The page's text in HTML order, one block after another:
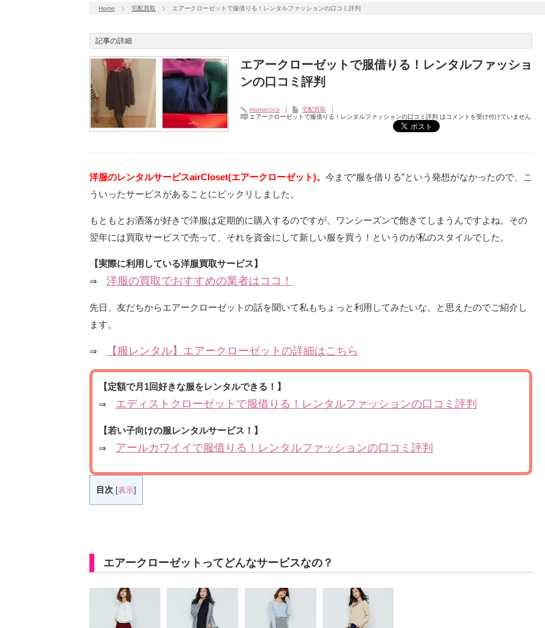
Home 宅配買取 エアークローゼットで服借りる！レンタルファッションの口コミ評判
記事の詳細
エアークローゼットで服借りる！レンタルファッショ
ンの口コミ評判
mamacoco
宅配買取
エアークローゼットで服借りる！レンタルファッションの口コミ評判 はコメントを受け付けていません
洋服のレンタルサービスairCloset(エアークローゼット)。 今まで“服を借りる”という発想がなかったので、こ
ういったサービスがあることにビックリしました。
もともとお洒落が好きで洋服は定期的に購入するのですが、ワンシーズンで飽きてしまうんですよね。その
翌年には買取サービスで売って、それを資金にして新しい服を買う！というのが私のスタイルでした。
【実際に利用している洋服買取サービス】
⇒ 洋服の買取でおすすめの業者はココ！
先日、友だちからエアークローゼットの話を聞いて私もちょっと利用してみたいな。と思えたのでご紹介し
ます。
⇒ 【服レンタル】エアークローゼットの詳細はこちら
【定額で月1回好きな服をレンタルできる！】
⇒ エディストクローゼットで服借りる！レンタルファッションの口コミ評判
【若い子向けの服レンタルサービス！】
⇒ アールカワイイで服借りる！レンタルファッションの口コミ評判
目次 [表示]
エアークローゼットってどんなサービスなの？